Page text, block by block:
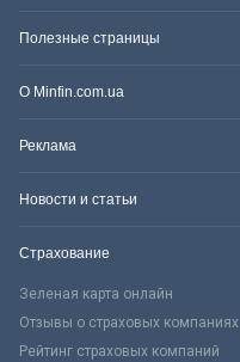
Полезные страницы
О Minfin.com.ua
Реклама
Новости и статьи
Страхование
Зеленая карта онлайн
Отзывы о страховых компаниях
Рейтинг страховых компаний